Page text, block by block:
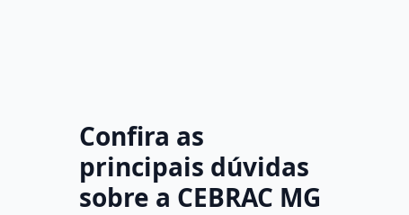
Confira as
principais dúvidas
sobre a CEBRAC MG